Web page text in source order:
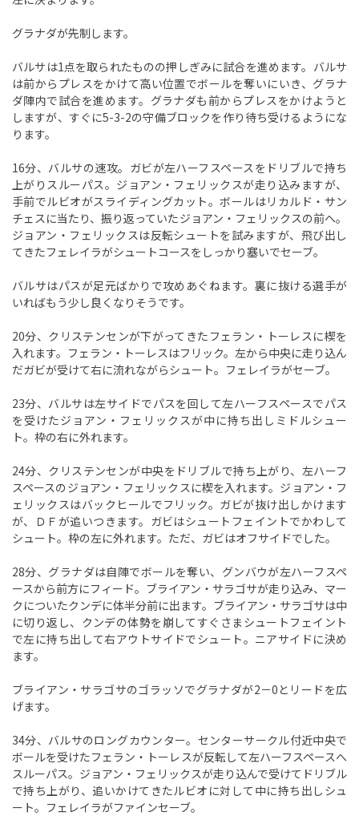
グラナダが先制します。
バルサは1点を取られたものの押しぎみに試合を進めます。バルサ
は前からプレスをかけて高い位置でボールを奪いにいき、グラナ
ダ陣内で試合を進めます。グラナダも前からプレスをかけようと
しますが、すぐに5-3-2の守備ブロックを作り待ち受けるようにな
ります。
16分、バルサの速攻。ガビが左ハーフスペースをドリブルで持ち
上がりスルーパス。ジョアン・フェリックスが走り込みますが、
手前でルビオがスライディングカット。ボールはリカルド・サン
チェスに当たり、振り返っていたジョアン・フェリックスの前へ。
ジョアン・フェリックスは反転シュートを試みますが、飛び出し
てきたフェレイラがシュートコースをしっかり塞いでセーブ。
バルサはパスが足元ばかりで攻めあぐねます。裏に抜ける選手が
いればもう少し良くなりそうです。
20分、クリステンセンが下がってきたフェラン・トーレスに楔を
入れます。フェラン・トーレスはフリック。左から中央に走り込ん
だガビが受けて右に流れながらシュート。フェレイラがセーブ。
23分、バルサは左サイドでパスを回して左ハーフスペースでパス
を受けたジョアン・フェリックスが中に持ち出しミドルシュー
ト。枠の右に外れます。
24分、クリステンセンが中央をドリブルで持ち上がり、左ハーフ
スペースのジョアン・フェリックスに楔を入れます。ジョアン・フ
ェリックスはバックヒールでフリック。ガビが抜け出しかけます
が、ＤＦが追いつきます。ガビはシュートフェイントでかわして
シュート。枠の左に外れます。ただ、ガビはオフサイドでした。
28分、グラナダは自陣でボールを奪い、グンバウが左ハーフスペ
ースから前方にフィード。ブライアン・サラゴサが走り込み、マー
クについたクンデに体半分前に出ます。ブライアン・サラゴサは中
に切り返し、クンデの体勢を崩してすぐさまシュートフェイント
で左に持ち出して右アウトサイドでシュート。ニアサイドに決め
ます。
ブライアン・サラゴサのゴラッソでグラナダが2－0とリードを広
げます。
34分、バルサのロングカウンター。センターサークル付近中央で
ボールを受けたフェラン・トーレスが反転して左ハーフスペースへ
スルーパス。ジョアン・フェリックスが走り込んで受けてドリブル
で持ち上がり、追いかけてきたルビオに対して中に持ち出しシュ
ート。フェレイラがファインセーブ。